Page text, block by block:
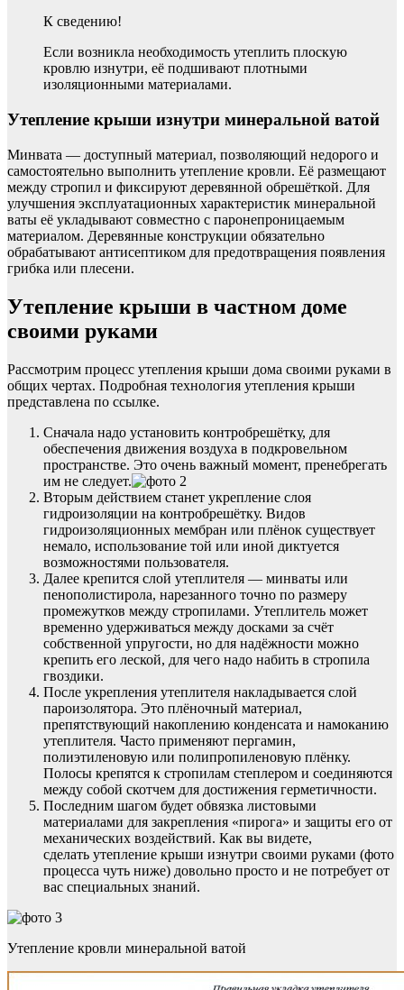
К сведению!
Если возникла необходимость утеплить плоскую
кровлю изнутри, её подшивают плотными
изоляционными материалами.
Утепление крыши изнутри минеральной ватой
Минвата — доступный материал, позволяющий недорого и
самостоятельно выполнить утепление кровли. Её размещают
между стропил и фиксируют деревянной обрешёткой. Для
улучшения эксплуатационных характеристик минеральной
ваты её укладывают совместно с паронепроницаемым
материалом. Деревянные конструкции обязательно
обрабатывают антисептиком для предотвращения появления
грибка или плесени.
Утепление крыши в частном доме
своими руками
Рассмотрим процесс утепления крыши дома своими руками в
общих чертах. Подробная технология утепления крыши
представлена по ссылке.
Сначала надо установить контробрешётку, для
обеспечения движения воздуха в подкровельном
пространстве. Это очень важный момент, пренебрегать
им не следует.
Вторым действием станет укрепление слоя
гидроизоляции на контробрешётку. Видов
гидроизоляционных мембран или плёнок существует
немало, использование той или иной диктуется
возможностями пользователя.
Далее крепится слой утеплителя — минваты или
пенополистирола, нарезанного точно по размеру
промежутков между стропилами. Утеплитель может
временно удерживаться между досками за счёт
собственной упругости, но для надёжности можно
крепить его леской, для чего надо набить в стропила
гвоздики.
После укрепления утеплителя накладывается слой
пароизолятора. Это плёночный материал,
препятствующий накоплению конденсата и намоканию
утеплителя. Часто применяют пергамин,
полиэтиленовую или полипропиленовую плёнку.
Полосы крепятся к стропилам степлером и соединяются
между собой скотчем для достижения герметичности.
Последним шагом будет обвязка листовыми
материалами для закрепления «пирога» и защиты его от
механических воздействий. Как вы видете,
сделать утепление крыши изнутри своими руками (фото
процесса чуть ниже) довольно просто и не потребует от
вас специальных знаний.
Утепление кровли минеральной ватой